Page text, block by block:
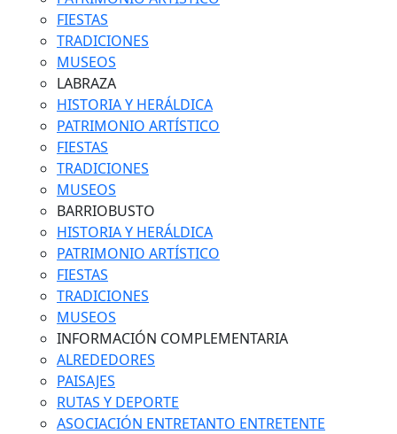
FIESTAS
TRADICIONES
MUSEOS
LABRAZA
HISTORIA Y HERÁLDICA
PATRIMONIO ARTÍSTICO
FIESTAS
TRADICIONES
MUSEOS
BARRIOBUSTO
HISTORIA Y HERÁLDICA
PATRIMONIO ARTÍSTICO
FIESTAS
TRADICIONES
MUSEOS
INFORMACIÓN COMPLEMENTARIA
ALREDEDORES
PAISAJES
RUTAS Y DEPORTE
ASOCIACIÓN ENTRETANTO ENTRETENTE